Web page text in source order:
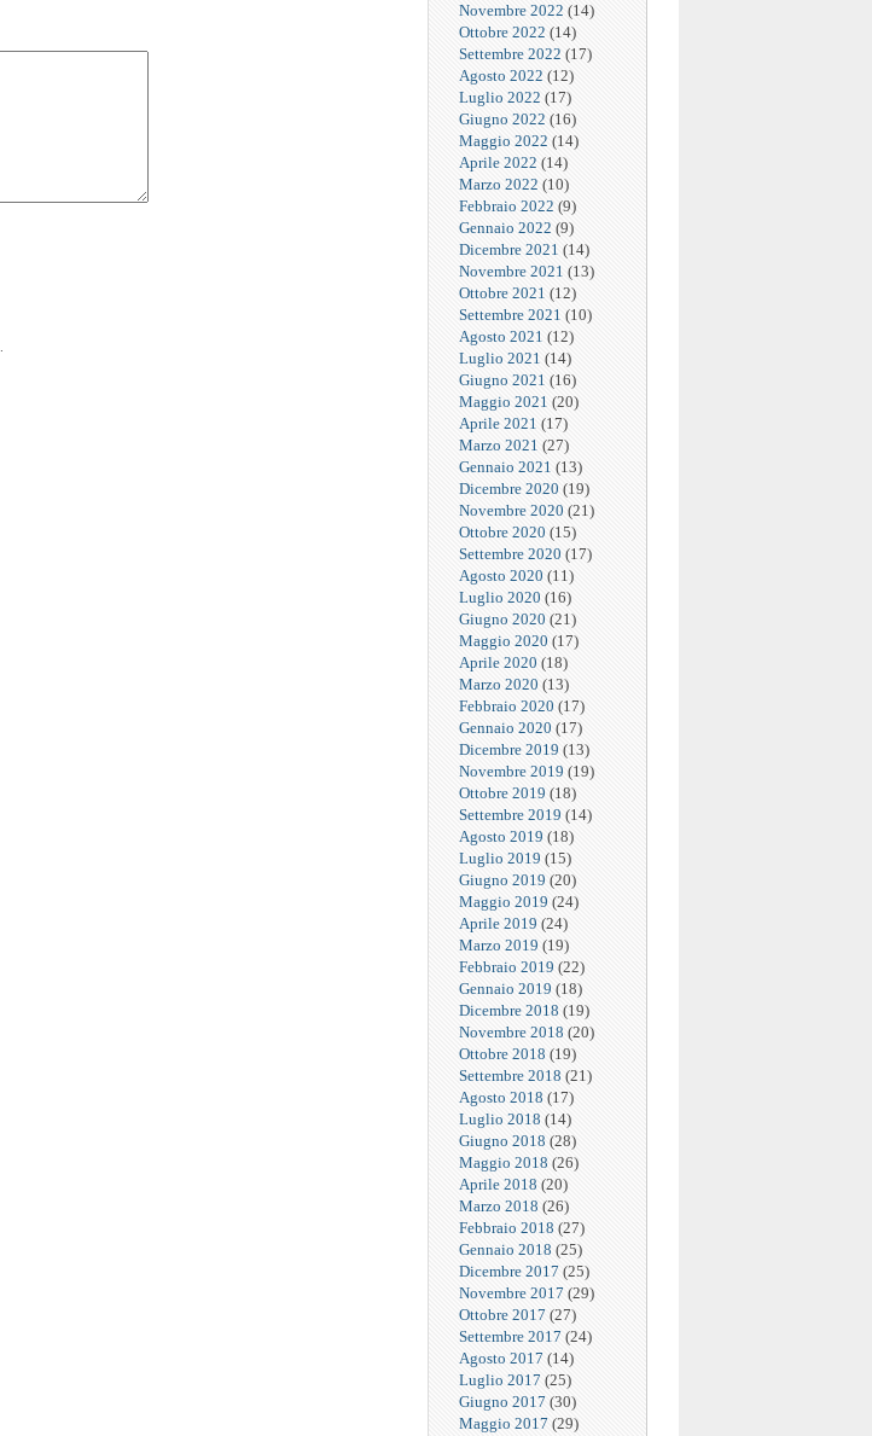
Novembre 2022 (14)
Ottobre 2022 (14)
Settembre 2022 (17)
Agosto 2022 (12)
Luglio 2022 (17)
Giugno 2022 (16)
Maggio 2022 (14)
Aprile 2022 (14)
Marzo 2022 (10)
Febbraio 2022 (9)
Gennaio 2022 (9)
Dicembre 2021 (14)
Novembre 2021 (13)
Ottobre 2021 (12)
Settembre 2021 (10)
Agosto 2021 (12)
Luglio 2021 (14)
Giugno 2021 (16)
Maggio 2021 (20)
Aprile 2021 (17)
Marzo 2021 (27)
Gennaio 2021 (13)
Dicembre 2020 (19)
Novembre 2020 (21)
Ottobre 2020 (15)
Settembre 2020 (17)
Agosto 2020 (11)
Luglio 2020 (16)
Giugno 2020 (21)
Maggio 2020 (17)
Aprile 2020 (18)
Marzo 2020 (13)
Febbraio 2020 (17)
Gennaio 2020 (17)
Dicembre 2019 (13)
Novembre 2019 (19)
Ottobre 2019 (18)
Settembre 2019 (14)
Agosto 2019 (18)
Luglio 2019 (15)
Giugno 2019 (20)
Maggio 2019 (24)
Aprile 2019 (24)
Marzo 2019 (19)
Febbraio 2019 (22)
Gennaio 2019 (18)
Dicembre 2018 (19)
Novembre 2018 (20)
Ottobre 2018 (19)
Settembre 2018 (21)
Agosto 2018 (17)
Luglio 2018 (14)
Giugno 2018 (28)
Maggio 2018 (26)
Aprile 2018 (20)
Marzo 2018 (26)
Febbraio 2018 (27)
Gennaio 2018 (25)
Dicembre 2017 (25)
Novembre 2017 (29)
Ottobre 2017 (27)
Settembre 2017 (24)
Agosto 2017 (14)
Luglio 2017 (25)
Giugno 2017 (30)
Maggio 2017 (29)